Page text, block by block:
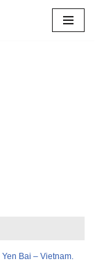
Bai – Vietnam.